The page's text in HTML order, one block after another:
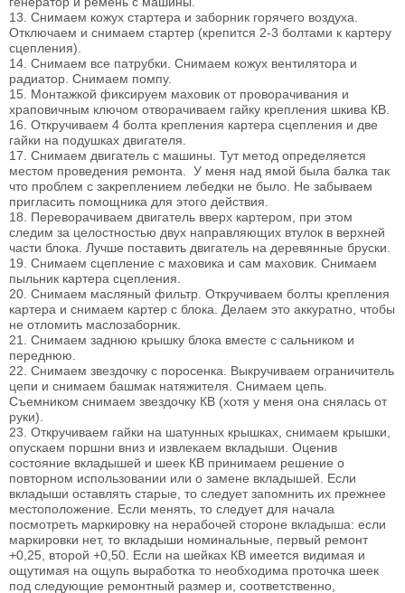
13. Снимаем кожух стартера и заборник горячего воздуха.
Отключаем и снимаем стартер (крепится 2-3 болтами к картеру
сцепления).
14. Снимаем все патрубки. Снимаем кожух вентилятора и
радиатор. Снимаем помпу.
15. Монтажкой фиксируем маховик от проворачивания и
храповичным ключом отворачиваем гайку крепления шкива КВ.
16. Откручиваем 4 болта крепления картера сцепления и две
гайки на подушках двигателя.
17. Снимаем двигатель с машины. Тут метод определяется
местом проведения ремонта. У меня над ямой была балка так
что проблем с закреплением лебедки не было. Не забываем
пригласить помощника для этого действия.
18. Переворачиваем двигатель вверх картером, при этом
следим за целостностью двух направляющих втулок в верхней
части блока. Лучше поставить двигатель на деревянные бруски.
19. Снимаем сцепление с маховика и сам маховик. Снимаем
пыльник картера сцепления.
20. Снимаем масляный фильтр. Откручиваем болты крепления
картера и снимаем картер с блока. Делаем это аккуратно, чтобы
не отломить маслозаборник.
21. Снимаем заднюю крышку блока вместе с сальником и
переднюю.
22. Снимаем звездочку с поросенка. Выкручиваем ограничитель
цепи и снимаем башмак натяжителя. Снимаем цепь.
Съемником снимаем звездочку КВ (хотя у меня она снялась от
руки).
23. Откручиваем гайки на шатунных крышках, снимаем крышки,
опускаем поршни вниз и извлекаем вкладыши. Оценив
состояние вкладышей и шеек КВ принимаем решение о
повторном использовании или о замене вкладышей. Если
вкладыши оставлять старые, то следует запомнить их прежнее
местоположение. Если менять, то следует для начала
посмотреть маркировку на нерабочей стороне вкладыша: если
маркировки нет, то вкладыши номинальные, первый ремонт
+0,25, второй +0,50. Если на шейках КВ имеется видимая и
ощутимая на ощупь выработка то необходима проточка шеек
под следующие ремонтный размер и, соответственно,